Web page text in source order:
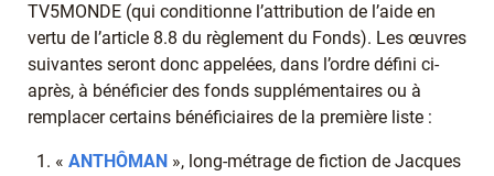
TV5MONDE (qui conditionne l’attribution de l’aide en
vertu de l’article 8.8 du règlement du Fonds). Les œuvres
suivantes seront donc appelées, dans l’ordre défini ci-
après, à bénéficier des fonds supplémentaires ou à
remplacer certains bénéficiaires de la première liste :
« ANTHÔMAN », long-métrage de fiction de Jacques